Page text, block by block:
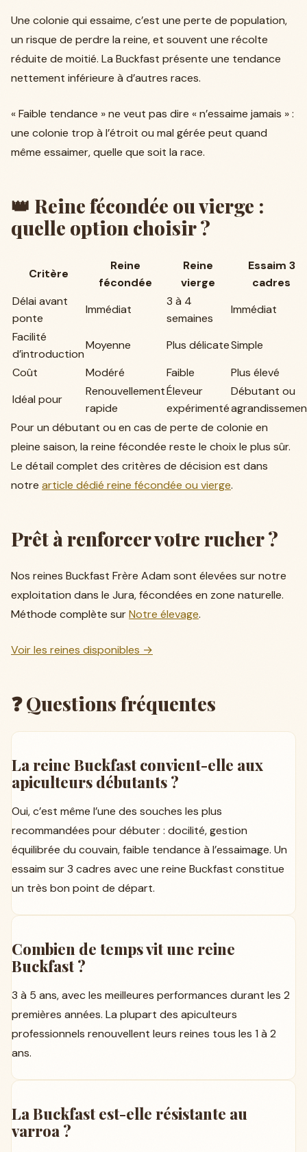
Une colonie qui essaime, c’est une perte de population,
un risque de perdre la reine, et souvent une récolte
réduite de moitié. La Buckfast présente une tendance
nettement inférieure à d’autres races.
« Faible tendance » ne veut pas dire « n’essaime jamais » :
une colonie trop à l’étroit ou mal gérée peut quand
même essaimer, quelle que soit la race.
👑 Reine fécondée ou vierge :
quelle option choisir ?
Critère
Reine
fécondée
Reine
vierge
Essaim 3
cadres
Délai avant
ponte
Immédiat
3 à 4
semaines
Immédiat
Facilité
d’introduction
Moyenne Plus délicateSimple
Coût
Modéré Faible
Plus élevé
Idéal pour
Renouvellement
rapide
Éleveur
expérimenté
Débutant ou
Pour un débutant ou en cas de perte de colonie en
pleine saison, la reine fécondée reste le choix le plus sûr.
Le détail complet des critères de décision est dans
notre article dédié reine fécondée ou vierge.
Prêt à renforcer votre rucher ?
Nos reines Buckfast Frère Adam sont élevées sur notre
exploitation dans le Jura, fécondées en zone naturelle.
Méthode complète surNotre élevage.
Voir les reines disponibles →
❓ Questions fréquentes
La reine Buckfast convient-elle aux
apiculteurs débutants ?
Oui, c’est même l’une des souches les plus
recommandées pour débuter : docilité, gestion
équilibrée du couvain, faible tendance à l’essaimage. Un
essaim sur 3 cadres avec une reine Buckfast constitue
un très bon point de départ.
Combien de temps vit une reine
Buckfast ?
3 à 5 ans, avec les meilleures performances durant les 2
premières années. La plupart des apiculteurs
professionnels renouvellent leurs reines tous les 1 à 2
ans.
La Buckfast est-elle résistante au
varroa ?